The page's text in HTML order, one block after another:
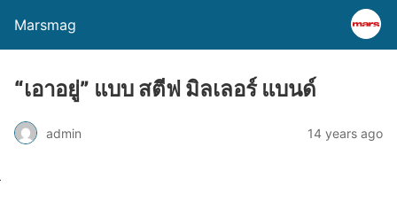
Marsmag
“เอาอยู่” แบบ สตีฟ มิลเลอร์ แบนด์
admin 14 years ago